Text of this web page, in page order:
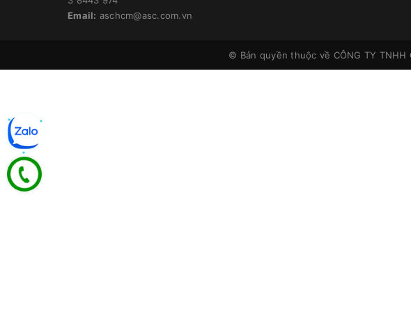
Email: aschcm@asc.com.vn
© Bản quyền thuộc về CÔNG TY TNHH